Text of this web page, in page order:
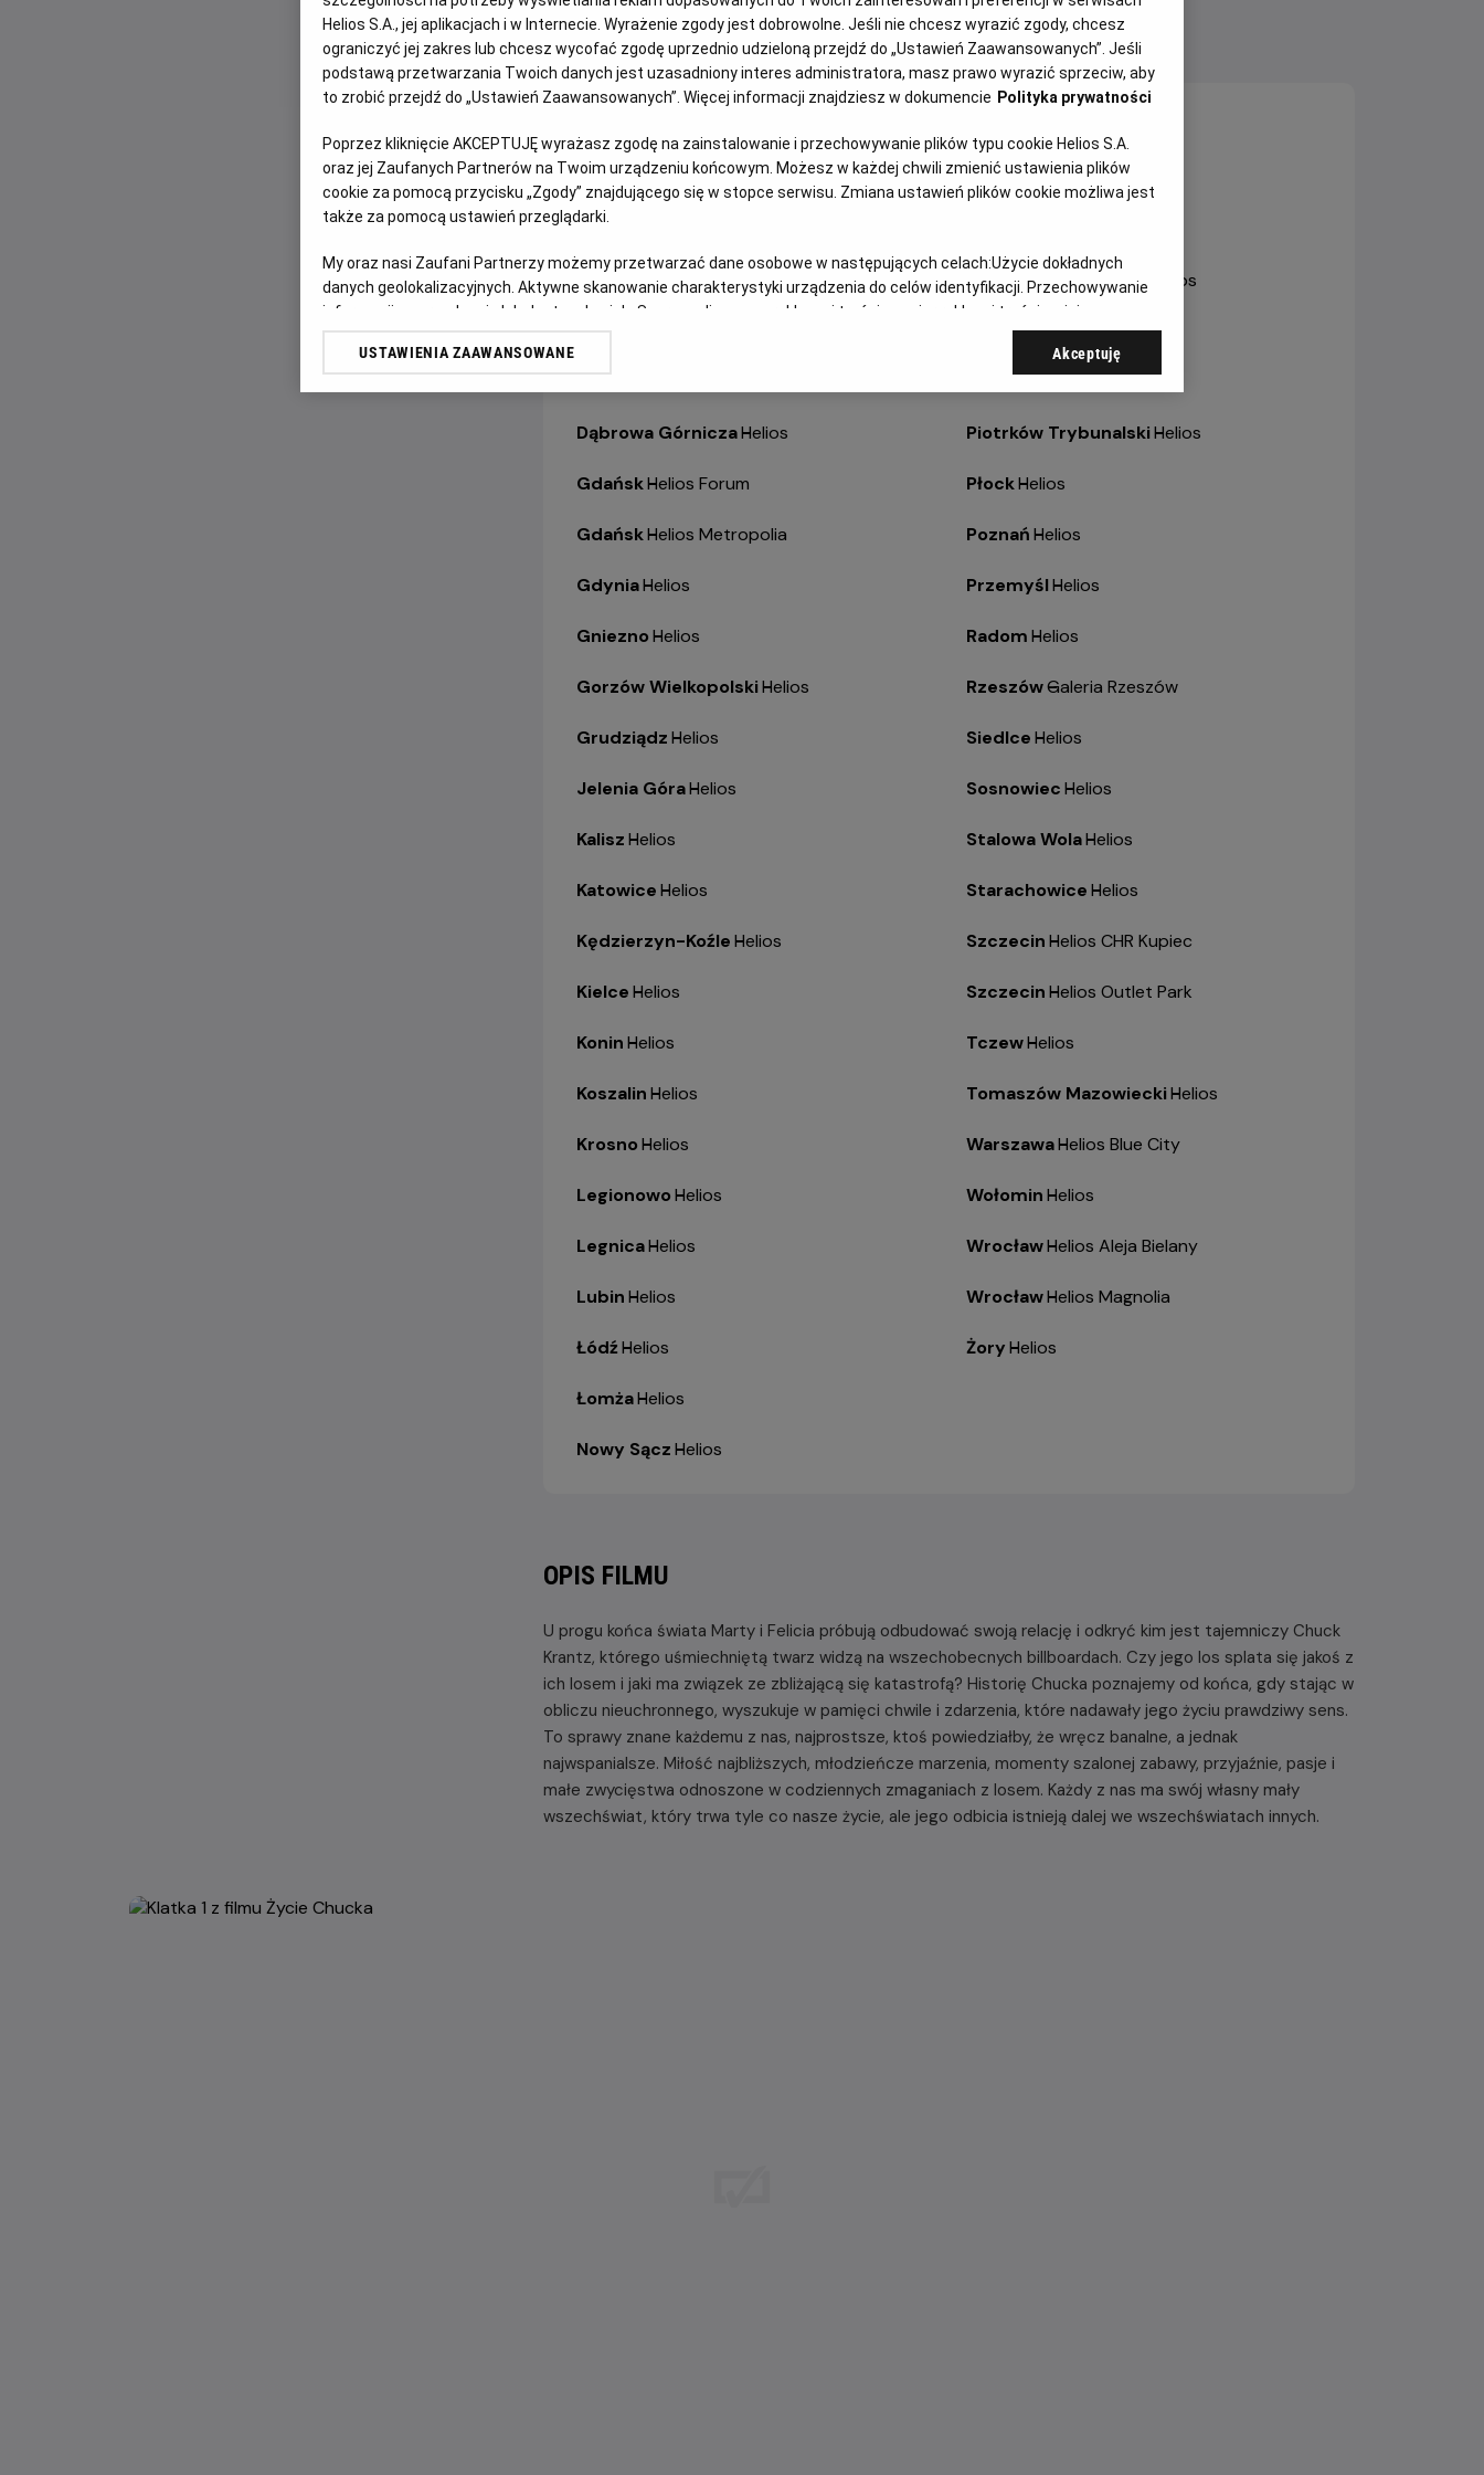
WYBIERZ SWOJE KINO ABY ZOBACZYĆ GODZINY SEANSÓW
Białystok-
Helios Alfa
Białystok
Białystok-Helios Jurowiecka
Bielsko-Biała
Bydgoszcz
Dąbrowa Górnicza-
Helios
Gdańsk-
Helios Forum
Gdańsk-
Helios Metropolia
Gdynia-
Helios
Gniezno-
Helios
Gorzów Wielkopolski-
Helios
Grudziądz-
Helios
Jelenia Góra-
Helios
Kalisz-
Helios
Katowice-
Helios
Kędzierzyn-Koźle-
Helios
Kielce-
Helios
Konin-
Helios
Koszalin-
Helios
Krosno-
Helios
Legionowo-
Helios
Legnica-
Helios
Lubin-
Helios
Łódź-
Helios
Łomża-
Helios
Nowy Sącz-
Helios
Opole-Helios Karolinka
Ostrów Wielkopolski- Helios
Pabianice-
Helios
Helios
Piotrków Trybunalski-
Helios
Płock-
Helios
Poznań-
Helios
Przemyśl-
Helios
Radom-
Helios
Rzeszów-
Galeria Rzeszów
Siedlce-
Helios
Sosnowiec-
Helios
Stalowa Wola-
Helios
Starachowice-
Helios
Szczecin-
Helios CHR Kupiec
Szczecin-
Helios Outlet Park
Tczew-
Helios
Tomaszów Mazowiecki-
Helios
Warszawa-
Helios Blue City
Wołomin-
Helios
Wrocław-
Helios Aleja Bielany
Wrocław-
Helios Magnolia
Żory-
Helios
OPIS FILMU
U progu końca świata Marty i Felicia próbują odbudować swoją relację i odkryć kim jest tajemniczy Chuck
Krantz, którego uśmiechniętą twarz widzą na wszechobecnych billboardach. Czy jego los splata się jakoś z
ich losem i jaki ma związek ze zbliżającą się katastrofą? Historię Chucka poznajemy od końca, gdy stając w
obliczu nieuchronnego, wyszukuje w pamięci chwile i zdarzenia, które nadawały jego życiu prawdziwy sens.
To sprawy znane każdemu z nas, najprostsze, ktoś powiedziałby, że wręcz banalne, a jednak
najwspanialsze. Miłość najbliższych, młodzieńcze marzenia, momenty szalonej zabawy, przyjaźnie, pasje i
małe zwycięstwa odnoszone w codziennych zmaganiach z losem. Każdy z nas ma swój własny mały
wszechświat, który trwa tyle co nasze życie, ale jego odbicia istnieją dalej we wszechświatach innych.
Helios S.A., jej aplikacjach i w Internecie. Wyrażenie zgody jest dobrowolne. Jeśli nie chcesz wyrazić zgody, chcesz
ograniczyć jej zakres lub chcesz wycofać zgodę uprzednio udzieloną przejdź do „Ustawień Zaawansowanych”. Jeśli
podstawą przetwarzania Twoich danych jest uzasadniony interes administratora, masz prawo wyrazić sprzeciw, aby
to zrobić przejdź do „Ustawień Zaawansowanych”. Więcej informacji znajdziesz w dokumencie Polityka prywatności
Poprzez kliknięcie AKCEPTUJĘ wyrażasz zgodę na zainstalowanie i przechowywanie plików typu cookie Helios S.A.
oraz jej Zaufanych Partnerów na Twoim urządzeniu końcowym. Możesz w każdej chwili zmienić ustawienia plików
cookie za pomocą przycisku „Zgody” znajdującego się w stopce serwisu. Zmiana ustawień plików cookie możliwa jest
także za pomocą ustawień przeglądarki.
My oraz nasi Zaufani Partnerzy możemy przetwarzać dane osobowe w następujących celach:Użycie dokładnych
danych geolokalizacyjnych. Aktywne skanowanie charakterystyki urządzenia do celów identyfikacji. Przechowywanie
informacji na urządzeniu lub dostęp do nich. Spersonalizowane reklamy i treści, pomiar reklam i treści, opinie
odbiorców i ulepszanie usług.
Lista Zaufanych Partnerów
USTAWIENIA ZAAWANSOWANE Akceptuję